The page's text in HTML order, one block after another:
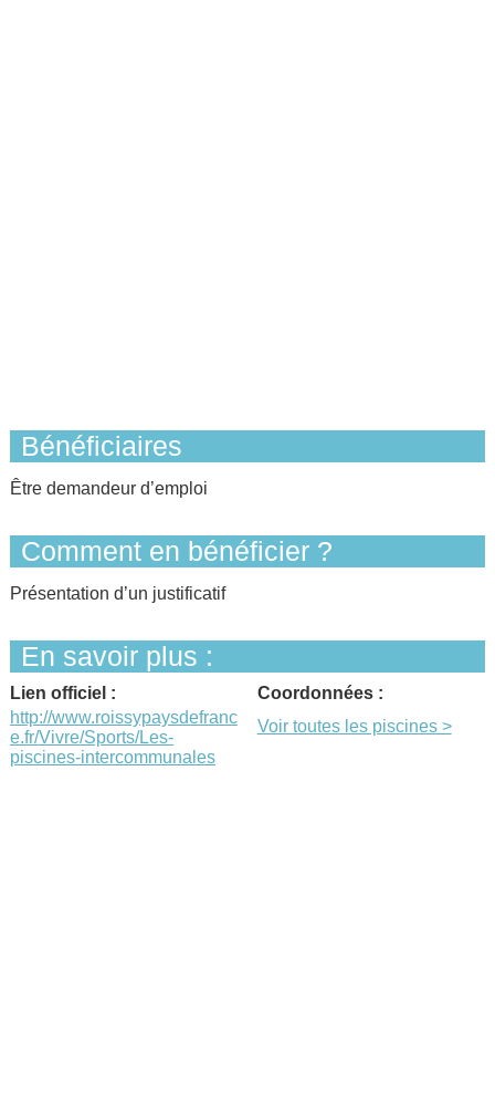
Bénéficiaires
Être demandeur d’emploi
Comment en bénéficier ?
Présentation d’un justificatif
En savoir plus :
Lien officiel :
http://www.roissypaysdefranc
e.fr/Vivre/Sports/Les-
piscines-intercommunales
Coordonnées :
Voir toutes les piscines >